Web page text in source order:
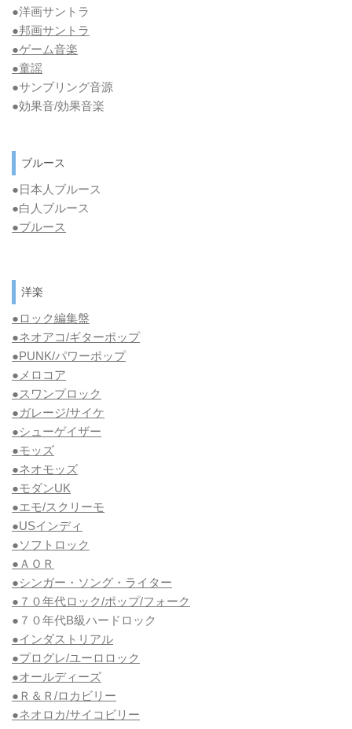
●洋画サントラ
●邦画サントラ
●ゲーム音楽
●童謡
●サンプリング音源
●効果音/効果音楽
ブルース
●日本人ブルース
●白人ブルース
●ブルース
洋楽
●ロック編集盤
●ネオアコ/ギターポップ
●PUNK/パワーポップ
●メロコア
●スワンプロック
●ガレージ/サイケ
●シューゲイザー
●モッズ
●ネオモッズ
●モダンUK
●エモ/スクリーモ
●USインディ
●ソフトロック
●ＡＯＲ
●シンガー・ソング・ライター
●７０年代ロック/ポップ/フォーク
●７０年代B級ハードロック
●インダストリアル
●プログレ/ユーロロック
●オールディーズ
●Ｒ＆Ｒ/ロカビリー
●ネオロカ/サイコビリー